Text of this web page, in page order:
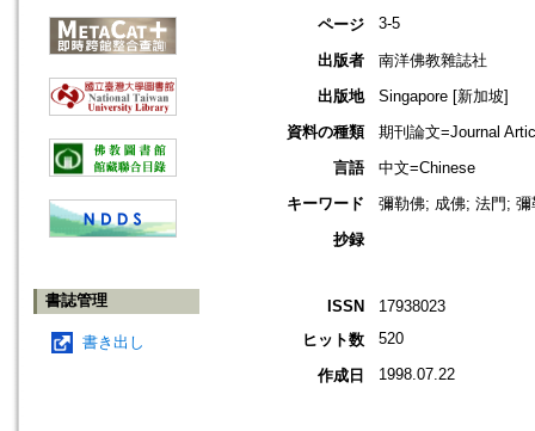
書誌管理
書き出し
ページ 3-5
出版者
南洋佛教雜誌社
出版地
Singapore [新加坡]
資料の種類
期刊論文=Journal
言語
中文=Chinese
キーワード
彌勒佛; 成佛; 法門;
抄録
ISSN
17938023
ヒット数
520
作成日 1998.07.22